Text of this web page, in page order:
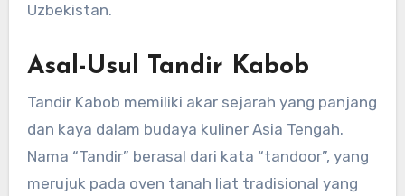
Uzbekistan.
Asal-Usul Tandir Kabob
Tandir Kabob memiliki akar sejarah yang panjang
dan kaya dalam budaya kuliner Asia Tengah.
Nama “Tandir” berasal dari kata “tandoor”, yang
merujuk pada oven tanah liat tradisional yang